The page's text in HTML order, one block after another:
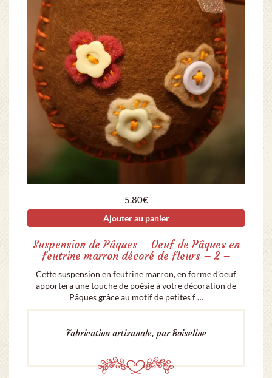
5.80€
Ajouter au panier
Suspension de Pâques – Oeuf de Pâques en
feutrine marron décoré de fleurs – 2 –
Cette suspension en feutrine marron, en forme d’oeuf
apportera une touche de poésie à votre décoration de
Pâques grâce au motif de petites f …
Fabrication artisanale, par Boiseline